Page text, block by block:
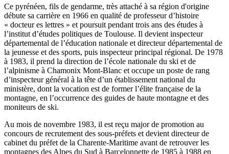
Ce pyrénéen, fils de gendarme, très attaché à sa région d'origine
débute sa carrière en 1966 en qualité de professeur d’histoire
« docteur es lettres » et poursuit pendant trois ans des études à
l’institut d’études politiques de Toulouse. Il devient inspecteur
départemental de l’éducation nationale et directeur départemental de
la jeunesse et des sports, puis inspecteur principal régional. De 1978
à 1983, il prend la direction de l’école nationale du ski et de
l’alpinisme à Chamonix Mont-Blanc et occupe un poste de rang
d’inspecteur général à la tête d’un établissement national du
ministère, dont la vocation est de former l’élite française de la
montagne, en l’occurrence des guides de haute montagne et des
moniteurs de ski.
Au mois de novembre 1983, il est reçu major de promotion au
concours de recrutement des sous-préfets et devient directeur de
cabinet du préfet de la Charente-Maritime avant de retrouver les
montagnes des Alpes du Sud à Barcelonnette de 1985 à 1988 en